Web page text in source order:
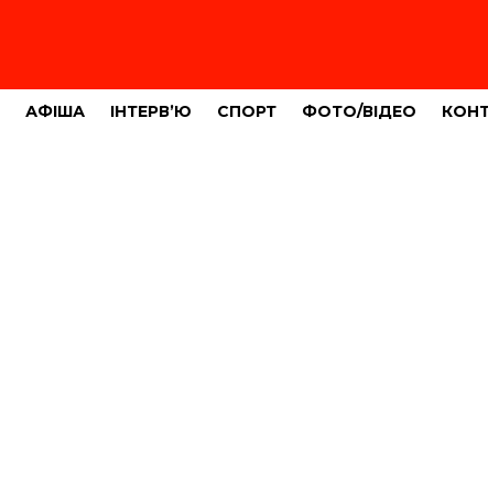
АФІША ІНТЕРВ’Ю СПОРТ ФОТО/ВІДЕО